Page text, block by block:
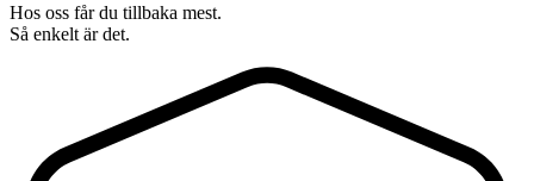
Hos oss får du tillbaka mest.
Så enkelt är det.